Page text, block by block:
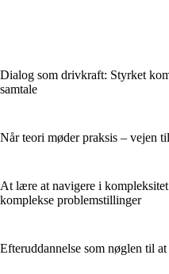
Dialog som drivkraft: Styrket
samtale
Når teori møder praksis – vejen
At lære at navigere i
komplekse problemstillinger
Efteruddannelse som nøglen til